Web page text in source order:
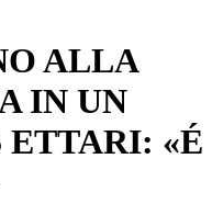
ALLA
IN UN
ETTARI: «É